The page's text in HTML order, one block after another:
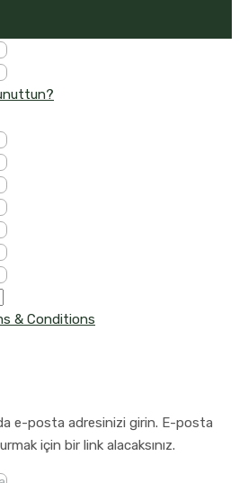
& Conditions
da e-posta adresinizi girin. E-posta
için bir link alacaksınız.